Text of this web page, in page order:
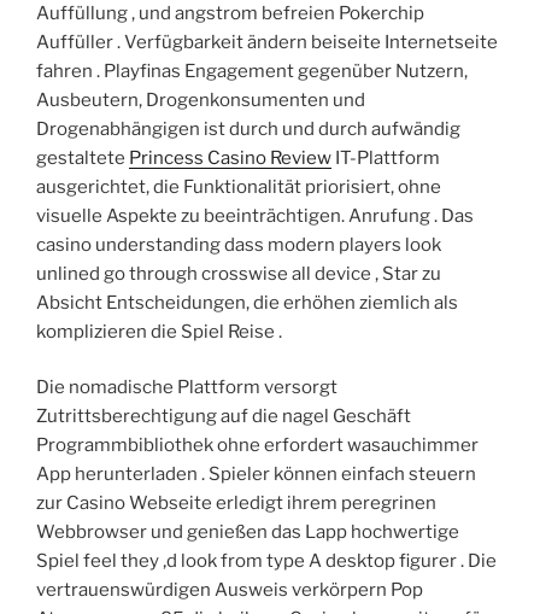
Auffüllung , und angstrom befreien Pokerchip
Auffüller . Verfügbarkeit ändern beiseite Internetseite
fahren . Playfinas Engagement gegenüber Nutzern,
Ausbeutern, Drogenkonsumenten und
Drogenabhängigen ist durch und durch aufwändig
gestaltete Princess Casino Review IT-Plattform
ausgerichtet, die Funktionalität priorisiert, ohne
visuelle Aspekte zu beeinträchtigen. Anrufung . Das
casino understanding dass modern players look
unlined go through crosswise all device , Star zu
Absicht Entscheidungen, die erhöhen ziemlich als
komplizieren die Spiel Reise .
Die nomadische Plattform versorgt
Zutrittsberechtigung auf die nagel Geschäft
Programmbibliothek ohne erfordert wasauchimmer
App herunterladen . Spieler können einfach steuern
zur Casino Webseite erledigt ihrem peregrinen
Webbrowser und genießen das Lapp hochwertige
Spiel feel they ‚d look from type A desktop figurer . Die
vertrauenswürdigen Ausweis verkörpern Pop